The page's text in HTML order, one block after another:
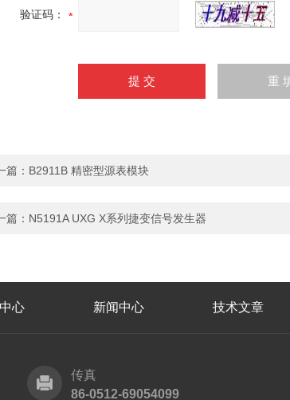
验证码：
篇： B2911B 精密型源表模块
篇： N5191A UXG X系列捷变信号发生器
心 新闻中心 技术文章
传真
86-0512-69054099